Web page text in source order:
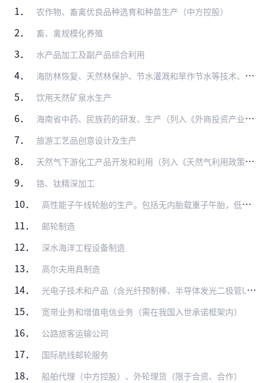
1． 农作物、畜禽优良品种选育和种苗生产（中方控股）
2． 畜、禽规模化养殖
3． 水产品加工及副产品综合利用
4． 海防林恢复、天然林保护、节水灌溉和旱作节水等技术、开发与应用
5． 饮用天然矿泉水生产
6． 海南省中药、民族药的研发、生产（列入《外商投资产业指导目录》限制类、禁止类的除外）
7． 旅游工艺品创意设计及生产
8． 天然气下游化工产品开发和利用（列入《天然气利用政策》限制类和禁止类的除外）
9． 锆、钛精深加工
10． 高性能子午线轮胎的生产。包括无内胎载重子午胎，低断面和扁平化（低于55系列）、大轮辋高性能轿车子午胎（15吋以上），航空轮胎及农用子午胎的生产
11． 邮轮制造
12． 深水海洋工程设备制造
13． 高尔夫用具制造
14． 光电子技术和产品（含光纤预制棒、半导体发光二极管LED）开发与制造
15． 宽带业务和增值电信业务（需在我国入世承诺框架内）
16． 公路旅客运输公司
17． 国际航线邮轮服务
18． 船舶代理（中方控股）、外轮理货（限于合资、合作）